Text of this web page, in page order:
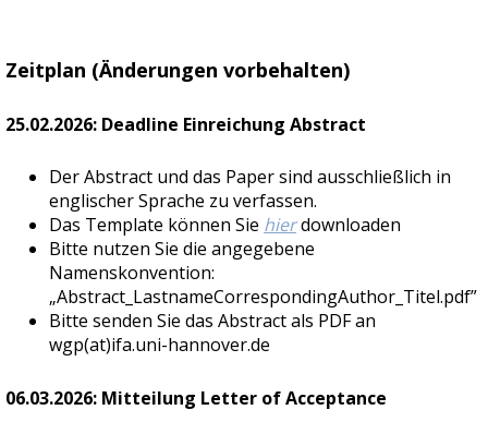
Zeitplan (Änderungen vorbehalten)
25.02.2026: Deadline Einreichung Abstract
Der Abstract und das Paper sind ausschließlich in
englischer Sprache zu verfassen.
Das Template können Sie hierdownloaden
Bitte nutzen Sie die angegebene
Namenskonvention:
„Abstract_LastnameCorrespondingAuthor_Titel.pdf”
Bitte senden Sie das Abstract als PDF an
wgp(at)ifa.uni-hannover.de
06.03.2026: Mitteilung Letter of Acceptance